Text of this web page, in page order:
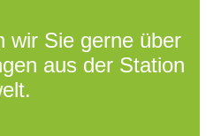
wir Sie gerne über
aus der Station